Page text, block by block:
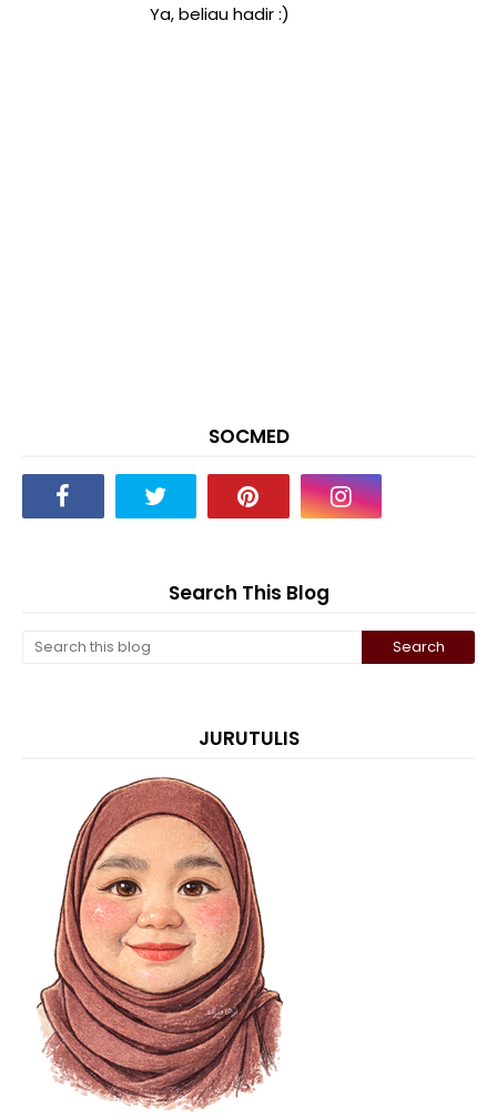
Ya, beliau hadir :)
SOCMED
Search This Blog
JURUTULIS